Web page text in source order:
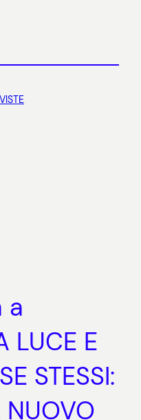
a
LUCE E
STESSI:
NUOVO